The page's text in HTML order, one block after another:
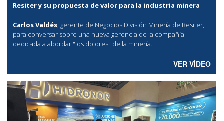
Resiter y su propuesta de valor para la industria minera
Carlos Valdés, gerente de Negocios División Minería de Resiter,
para conversar sobre una nueva gerencia de la compañía
dedicada a abordar "los dolores" de la minería.
VER VÍDEO